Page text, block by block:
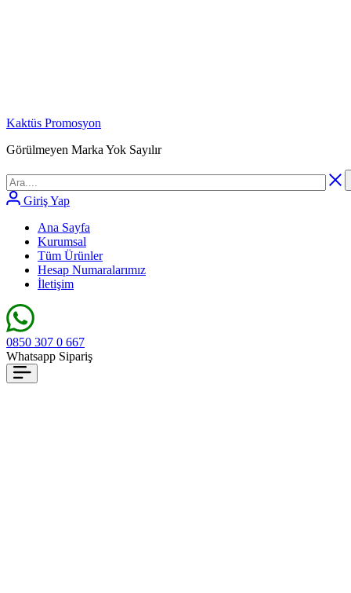
Kaktüs Promosyon
Görülmeyen Marka Yok Sayılır
Giriş Yap
Ana Sayfa
Kurumsal
Tüm Ürünler
Hesap Numaralarımız
İletişim
0850 307 0 667
Whatsapp Sipariş